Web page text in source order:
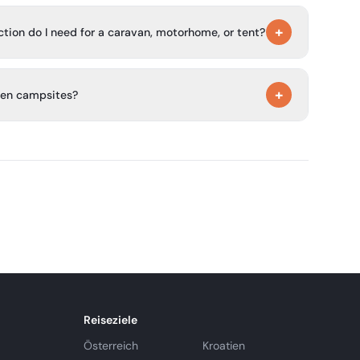
do I need for a caravan, motorhome, or tent? +
campsites? +
on the number of dogs you can bring.
Reiseziele
Österreich
Kroatien